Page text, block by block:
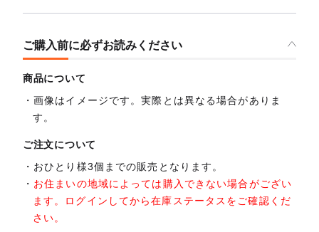
ご購入前に必ずお読みください
商品について
画像はイメージです。実際とは異なる場合がありま
す。
ご注文について
おひとり様3個までの販売となります。
お住まいの地域によっては購入できない場合がござい
ます。ログインしてから在庫ステータスをご確認くだ
さい。